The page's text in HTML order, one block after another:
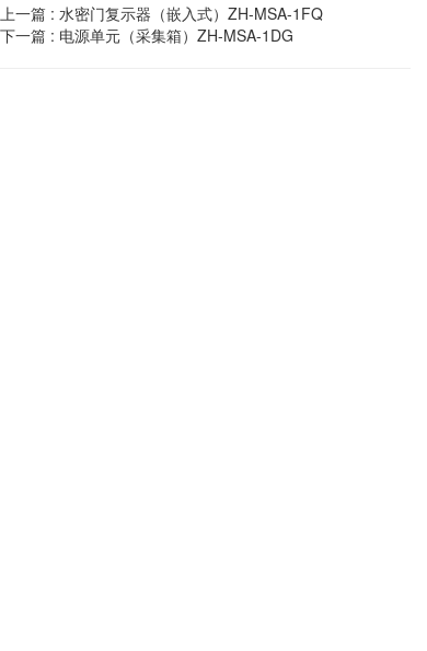
上一篇 : 水密门复示器（嵌入式）ZH-MSA-1FQ
下一篇 : 电源单元（采集箱）ZH-MSA-1DG